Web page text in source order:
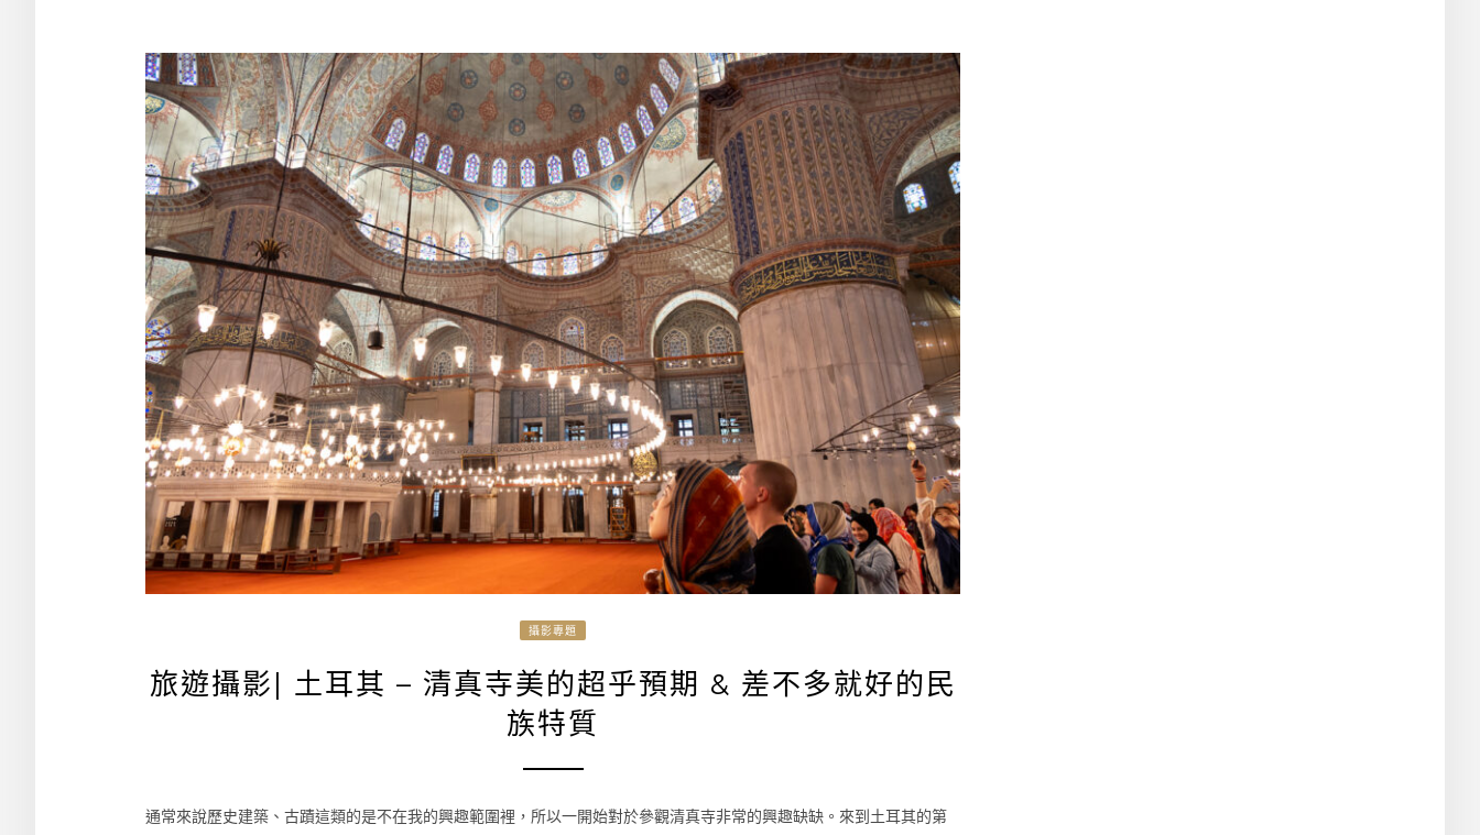
攝影專題
旅遊攝影| 土耳其 – 清真寺美的超乎預期 & 差不多就好的民
族特質
通常來說歷史建築、古蹟這類的是不在我的興趣範圍裡，所以一開始對於參觀清真寺非常的興趣缺缺。來到土耳其的第